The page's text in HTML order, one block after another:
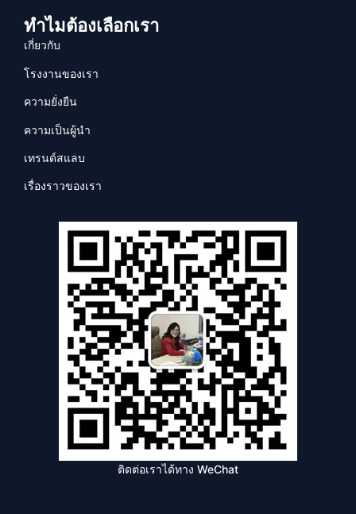
ทำไมต้องเลือกเรา
เกี่ยวกับ
โรงงานของเรา
ความยั่งยืน
ความเป็นผู้นำ
เทรนด์สแลบ
เรื่องราวของเรา
ติดต่อเราได้ทาง WeChat